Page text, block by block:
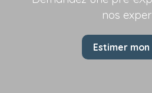
nos
Estimer mon